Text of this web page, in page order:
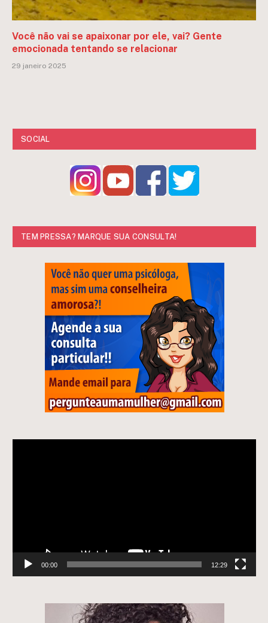
Você não vai se apaixonar por ele, vai? Gente
emocionada tentando se relacionar
29 janeiro 2025
SOCIAL
TEM PRESSA? MARQUE SUA CONSULTA!
00:00 12:29